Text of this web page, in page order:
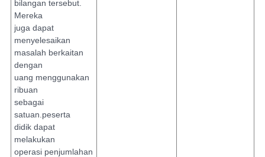
bilangan tersebut.
Mereka
juga dapat
menyelesaikan
masalah berkaitan
dengan
uang menggunakan
ribuan
sebagai
satuan.peserta
didik dapat
melakukan
operasi penjumlahan